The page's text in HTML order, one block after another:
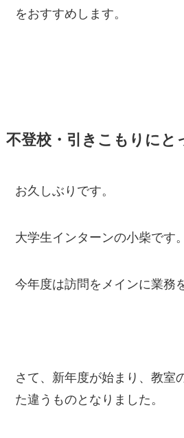
をおすすめします。
不登校・引きこもりにと
お久しぶりです。
大学生インターンの小柴です。
今年度は訪問をメインに業務
さて、新年度が始まり、教室
た違うものとなりました。